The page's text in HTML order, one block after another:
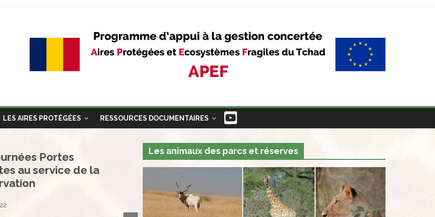
LES AIRES PROTÉGÉES RESSOURCES DOCUMENTAIRES
Portes
au service de la
Découvrez les actions du
Programme APEF en vidéos
13 septembre 2021
Vous y découvrirez en images la plupart
Les animaux des parcs et réserves